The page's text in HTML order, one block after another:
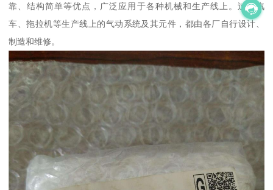
靠、结构简单等优点，广泛应用于各种机械和生产线上。过去汽
车、拖拉机等生产线上的气动系统及其元件，都由各厂自行设计、
制造和维修。